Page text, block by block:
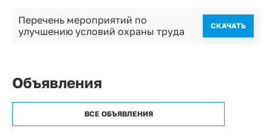
Перечень мероприятий по
улучшению условий охраны труда
CКАЧАТЬ
Объявления
ВСЕ ОБЪЯВЛЕНИЯ